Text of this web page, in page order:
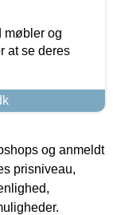
møbler og
at se deres
og anmeldt
prisniveau,